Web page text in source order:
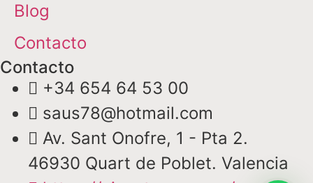
Blog
Contacto
Contacto
+34 654 64 53 00
saus78@hotmail.com
Av. Sant Onofre, 1 - Pta 2.
46930 Quart de Poblet. Valencia